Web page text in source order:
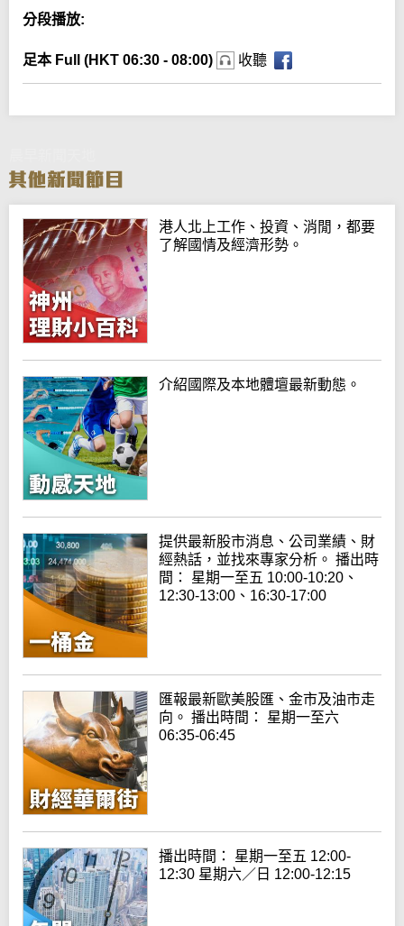
分段播放:
足本 Full (HKT 06:30 - 08:00) 收聽
港人北上工作、投資、消閒，都要
了解國情及經濟形勢。
介紹國際及本地體壇最新動態。
提供最新股市消息、公司業績、財
經熱話，並找來專家分析。 播出時
間： 星期一至五 10:00-10:20、
12:30-13:00、16:30-17:00
匯報最新歐美股匯、金市及油市走
向。 播出時間： 星期一至六
06:35-06:45
播出時間： 星期一至五 12:00-
12:30 星期六／日 12:00-12:15